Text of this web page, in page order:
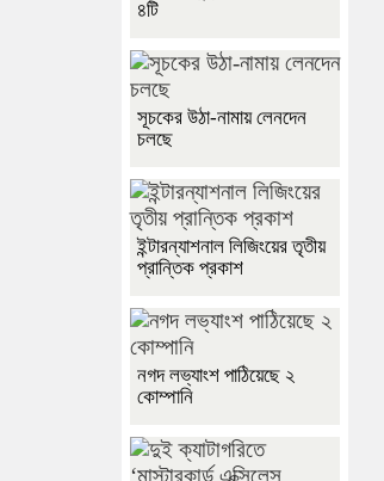
৪টি
সূচকের উঠা-নামায় লেনদেন
চলছে
ইন্টারন্যাশনাল লিজিংয়ের তৃতীয়
প্রান্তিক প্রকাশ
নগদ লভ্যাংশ পাঠিয়েছে ২
কোম্পানি